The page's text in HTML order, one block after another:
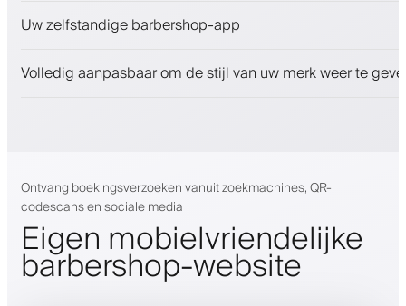
Betrek klanten met een loyaliteitsprogramma
Uw zelfstandige barbershop-app
Volledig aanpasbaar om de stijl van uw merk weer te
Ontvang boekingsverzoeken vanuit zoekmachines, QR-
codescans en sociale media
Eigen mobielvriendelijke
barbershop-website